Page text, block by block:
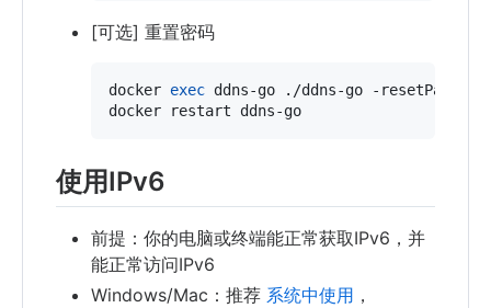
[可选] 重置密码
docker exec ddns-go ./ddns-go -
docker restart ddns-go
使用IPv6
前提：你的电脑或终端能正常获取IPv6，并
能正常访问IPv6
Windows/Mac：推荐 系统中使用 ，